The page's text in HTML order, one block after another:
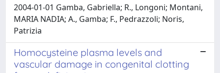
2004-01-01 Gamba, Gabriella; R., Longoni; Montani,
MARIA NADIA; A., Gamba; F., Pedrazzoli; Noris,
Patrizia
Homocysteine plasma levels and
vascular damage in congenital clotting